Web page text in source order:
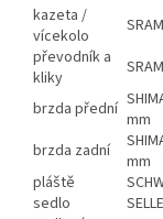
kazeta /
vícekolo
převodník a
kliky
brzda přední mm
brzda zadní
mm
pláště
sedlo